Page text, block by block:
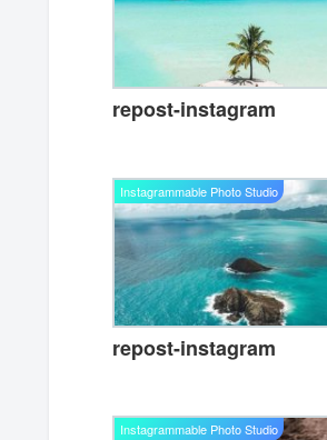
repost-instagram
Instagrammable Photo Studio
repost-instagram
Instagrammable Photo Studio